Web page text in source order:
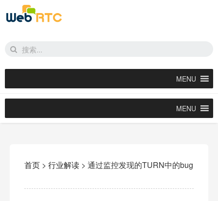
MENU
MENU
首页 > 行业解读 > 通过监控发现的TURN中的bug